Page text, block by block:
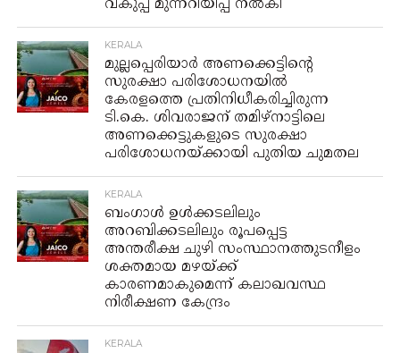
വകുപ്പ് മുന്നറിയിപ്പ് നൽകി
KERALA
മുല്ലപ്പെരിയാർ അണക്കെട്ടിന്റെ
സുരക്ഷാ പരിശോധനയിൽ
കേരളത്തെ പ്രതിനിധീകരിച്ചിരുന്ന
ടി.കെ. ശിവരാജന് തമിഴ്നാട്ടിലെ
അണക്കെട്ടുകളുടെ സുരക്ഷാ
പരിശോധനയ്ക്കായി പുതിയ ചുമതല
KERALA
ബംഗാള്‍ ഉള്‍ക്കടലിലും
അറബിക്കടലിലും രൂപപ്പെട്ട
അന്തരീക്ഷ ചുഴി സംസ്ഥാനത്തുടനീളം
ശക്തമായ മഴയ്ക്ക്
കാരണമാകുമെന്ന് കലാഖവസ്ഥ
നിരീക്ഷണ കേന്ദ്രം
KERALA